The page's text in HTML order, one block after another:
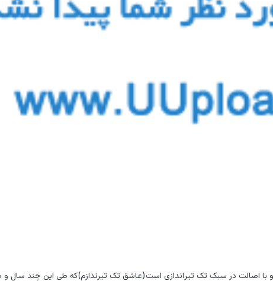
و با اصالت در سبک تک تیر‌اندازی است(عاشق تک تیرندازم)که طی این چند